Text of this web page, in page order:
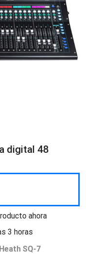
digital 48
ahora
3 horas
SQ-7